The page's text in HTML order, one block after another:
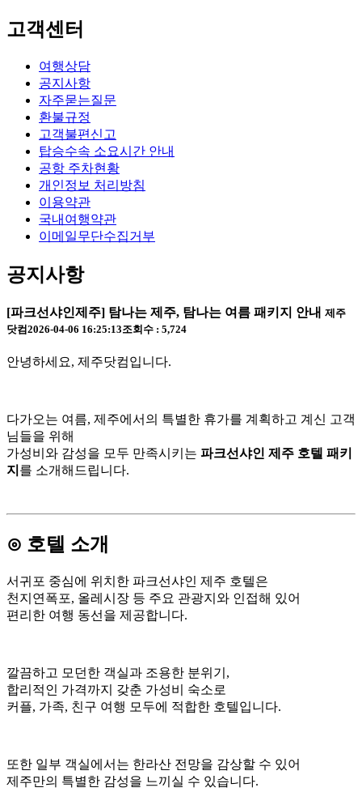
고객센터
여행상담
공지사항
자주묻는질문
환불규정
고객불편신고
탑승수속 소요시간 안내
공항 주차현황
개인정보 처리방침
이용약관
국내여행약관
이메일무단수집거부
공지사항
[파크선샤인제주] 탐나는 제주, 탐나는 여름 패키지 안내 제주
닷컴 2026-04-06 16:25:13조회수 : 5,724
안녕하세요, 제주닷컴입니다.
다가오는 여름, 제주에서의 특별한 휴가를 계획하고 계신 고객
님들을 위해
가성비와 감성을 모두 만족시키는 파크선샤인 제주 호텔 패키
지 를 소개해드립니다.
⊙ 호텔 소개
서귀포 중심에 위치한 파크선샤인 제주 호텔은
천지연폭포, 올레시장 등 주요 관광지와 인접해 있어
편리한 여행 동선을 제공합니다.
깔끔하고 모던한 객실과 조용한 분위기,
합리적인 가격까지 갖춘 가성비 숙소로
커플, 가족, 친구 여행 모두에 적합한 호텔입니다.
또한 일부 객실에서는 한라산 전망을 감상할 수 있어
제주만의 특별한 감성을 느끼실 수 있습니다.